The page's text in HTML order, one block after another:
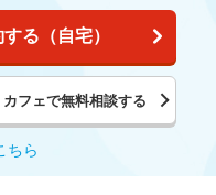
る（自宅）
カフェで無料相談する
ちら